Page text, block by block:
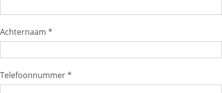
Achternaam *
Telefoonnummer *